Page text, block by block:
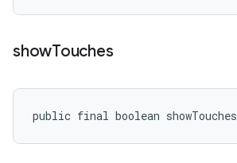
showTouches
public final boolean showTouches